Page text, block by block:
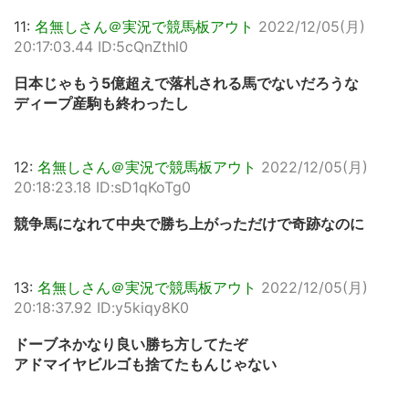
11: 名無しさん＠実況で競馬板アウト 2022/12/05(月)
20:17:03.44 ID:5cQnZthl0
日本じゃもう5億超えで落札される馬でないだろうな
ディープ産駒も終わったし
12: 名無しさん＠実況で競馬板アウト 2022/12/05(月)
20:18:23.18 ID:sD1qKoTg0
競争馬になれて中央で勝ち上がっただけで奇跡なのに
13: 名無しさん＠実況で競馬板アウト 2022/12/05(月)
20:18:37.92 ID:y5kiqy8K0
ドーブネかなり良い勝ち方してたぞ
アドマイヤビルゴも捨てたもんじゃない